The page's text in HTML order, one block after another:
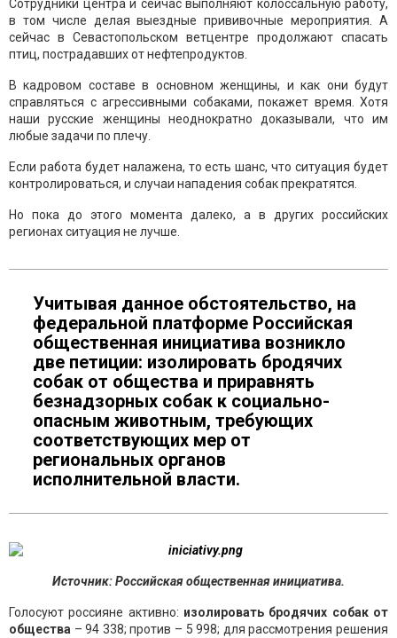
Сотрудники центра и сейчас выполняют колоссальную работу,
в том числе делая выездные прививочные мероприятия. А
сейчас в Севастопольском ветцентре продолжают спасать
птиц, пострадавших от нефтепродуктов.
В кадровом составе в основном женщины, и как они будут
справляться с агрессивными собаками, покажет время. Хотя
наши русские женщины неоднократно доказывали, что им
любые задачи по плечу.
Если работа будет налажена, то есть шанс, что ситуация будет
контролироваться, и случаи нападения собак прекратятся.
Но пока до этого момента далеко, а в других российских
регионах ситуация не лучше.
Учитывая данное обстоятельство, на
федеральной платформе Российская
общественная инициатива возникло
две петиции: изолировать бродячих
собак от общества и приравнять
безнадзорных собак к социально-
опасным животным, требующих
соответствующих мер от
региональных органов
исполнительной власти.
Источник: Российская общественная инициатива.
Голосуют россияне активно: изолировать бродячих собак от
общества – 94 338; против – 5 998; для рассмотрения решения